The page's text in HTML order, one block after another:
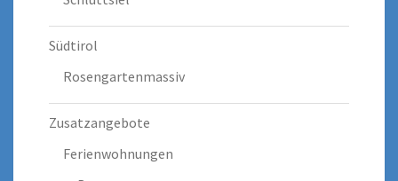
Südtirol
Rosengartenmassiv
Zusatzangebote
Ferienwohnungen